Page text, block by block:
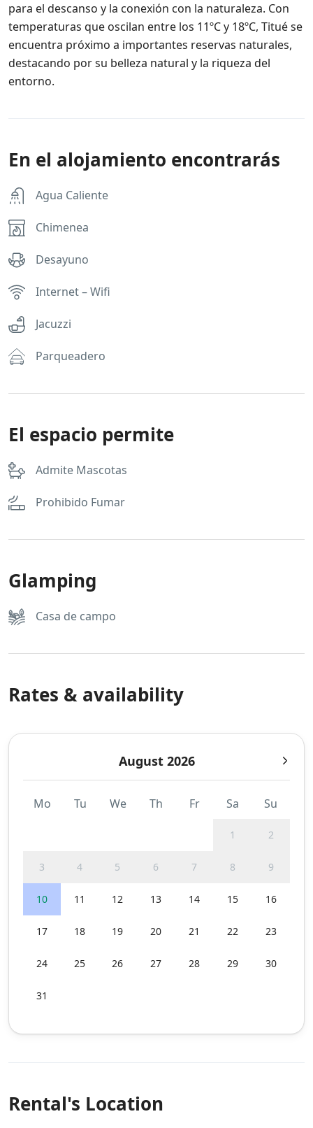
para el descanso y la conexión con la naturaleza. Con
temperaturas que oscilan entre los 11ºC y 18ºC, Titué se
encuentra próximo a importantes reservas naturales,
destacando por su belleza natural y la riqueza del
entorno​.
En el alojamiento encontrarás
Agua Caliente
Chimenea
Desayuno
Internet – Wifi
Jacuzzi
Parqueadero
El espacio permite
Admite Mascotas
Prohibido Fumar
Glamping
Casa de campo
Rates & availability
August 2026
Mo Tu We Th Fr Sa Su
1 2
3 4 5 6 7 8 9
10 11 12 13 14 15 16
17 18 19 20 21 22 23
24 25 26 27 28 29 30
31
Rental's Location